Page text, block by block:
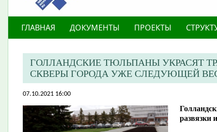
ГЛАВНАЯ ДОКУМЕНТЫ ПРОЕКТЫ
​ГОЛЛАНДСКИЕ ТЮЛЬПАНЫ УКРАСЯТ
СКВЕРЫ ГОРОДА УЖЕ СЛЕДУЮЩЕЙ
07.10.2021 16:00
развязки